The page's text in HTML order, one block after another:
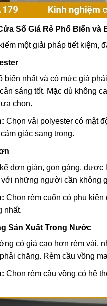
Sổ Giá Rẻ Phổ Biến và
một giải pháp tiết kiệm,
biến nhất và có mức giá
sáng tốt. Mặc dù không
chọn.
Chọn vải polyester có mật
giác sang trọng.
đơn giản, gọn gàng,
với những người cần không
Chọn rèm cuốn có phụ
nhất.
Sản Xuất Trong Nước
có giá cao hơn rèm vải,
chăng. Rèm cầu vồng
Chọn rèm cầu vồng có hệ